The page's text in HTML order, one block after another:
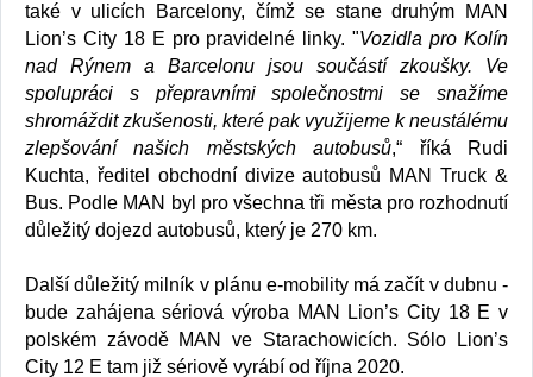
také v ulicích Barcelony, čímž se stane druhým MAN
Lion’s City 18 E pro pravidelné linky. "Vozidla pro Kolín
nad Rýnem a Barcelonu jsou součástí zkoušky. Ve
spolupráci s přepravními společnostmi se snažíme
shromáždit zkušenosti, které pak využijeme k neustálému
zlepšování našich městských autobusů,“ říká Rudi
Kuchta, ředitel obchodní divize autobusů MAN Truck &
Bus. Podle MAN byl pro všechna tři města pro rozhodnutí
důležitý dojezd autobusů, který je 270 km.
Další důležitý milník v plánu e-mobility má začít v dubnu -
bude zahájena sériová výroba MAN Lion’s City 18 E v
polském závodě MAN ve Starachowicích. Sólo Lion’s
City 12 E tam již sériově vyrábí od října 2020.